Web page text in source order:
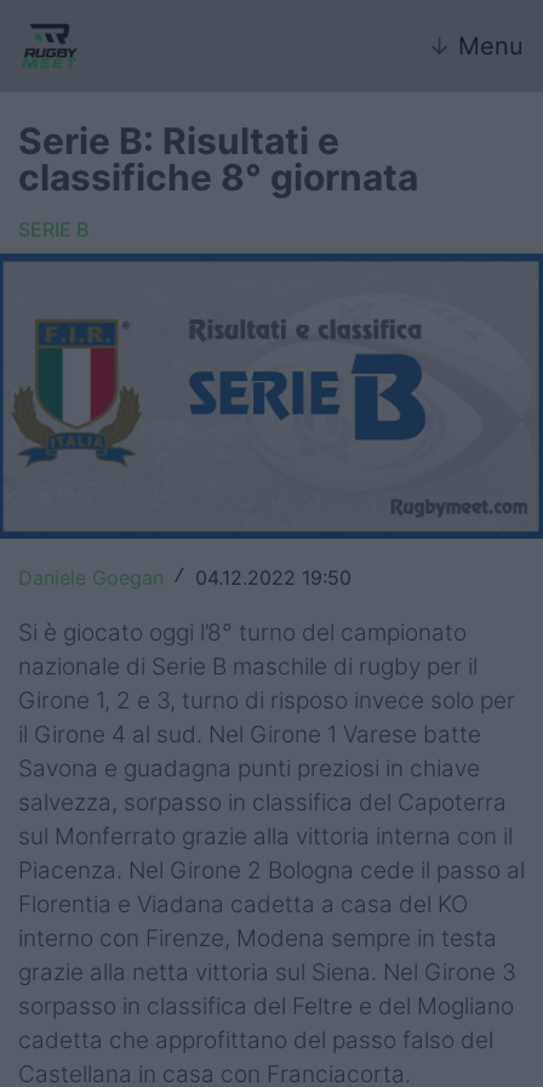
↓ Menu
Nazionali giovanili
Internazionale
6 Nazioni
United Rugby Championship
Top14
Premiership
Champions Cup
Challenge Cup
World Rugby
Rugby World Cup
Super Rugby
Rugby in TV
Mercato
Serie A Elite
Serie B: Risultati e
classifiche 8° giornata
SERIE B
Daniele Goegan / 04.12.2022 19:50
Si è giocato oggi l’8° turno del campionato
nazionale di Serie B maschile di rugby per il
Girone 1, 2 e 3, turno di risposo invece solo per
il Girone 4 al sud. Nel Girone 1 Varese batte
Savona e guadagna punti preziosi in chiave
salvezza, sorpasso in classifica del Capoterra
sul Monferrato grazie alla vittoria interna con il
Piacenza. Nel Girone 2 Bologna cede il passo al
Florentia e Viadana cadetta a casa del KO
interno con Firenze, Modena sempre in testa
grazie alla netta vittoria sul Siena. Nel Girone 3
sorpasso in classifica del Feltre e del Mogliano
cadetta che approfittano del passo falso del
Castellana in casa con Franciacorta.